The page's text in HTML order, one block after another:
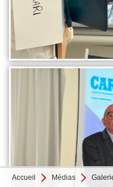
Accueil Médias